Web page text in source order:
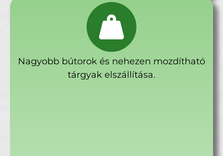
Nagyobb bútorok és nehezen mozdítható
tárgyak elszállítása.